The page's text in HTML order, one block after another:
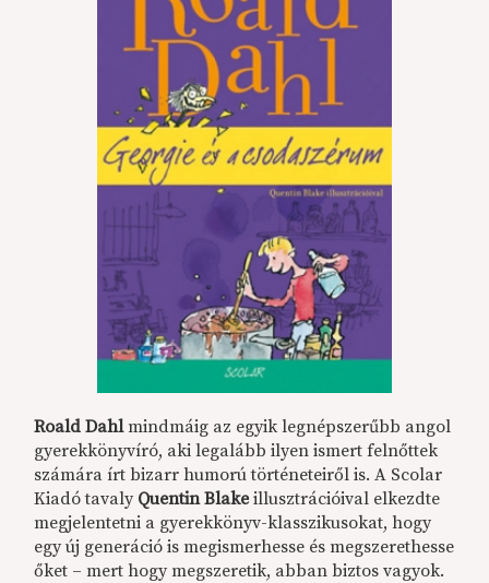
Roald Dahlmindmáig az egyik legnépszerűbb angol
gyerekkönyvíró, aki legalább ilyen ismert felnőttek
számára írt bizarr humorú történeteiről is. A Scolar
Kiadó tavaly Quentin Blakeillusztrációival elkezdte
megjelentetni a gyerekkönyv-klasszikusokat, hogy
egy új generáció is megismerhesse és megszerethesse
őket – mert hogy megszeretik, abban biztos vagyok.